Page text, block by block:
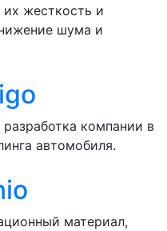
их жесткость и
шума и
компании в
автомобиля.
материал,